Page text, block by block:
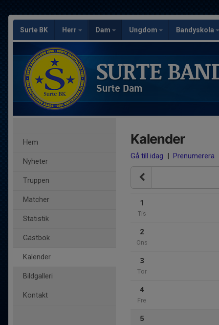
Surte BK Herr Dam Ungdom Bandyskola
SURTE
Surte Dam
Hem
Nyheter
Truppen
Matcher
Statistik
Gästbok
Kalender
Bildgalleri
Kontakt
Kalender
Gå till idag | Prenumerera
1
Tis
2
Ons
3
Tor
4
Fre
5